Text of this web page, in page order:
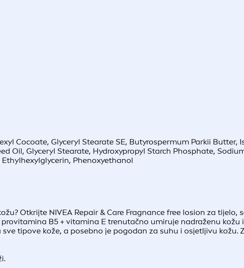
Cocoate, Glyceryl Stearate SE, Butyrospermum Parkii
Oil, Glyceryl Stearate, Hydroxypropyl Starch Phosphate,
Phenoxyethanol
Otkrijte NIVEA Repair & Care Fragnance free losion za
B5 + vitamina E trenutačno umiruje nadraženu
tipove kože, a posebno je pogodan za suhu i osjetljivu kožu.